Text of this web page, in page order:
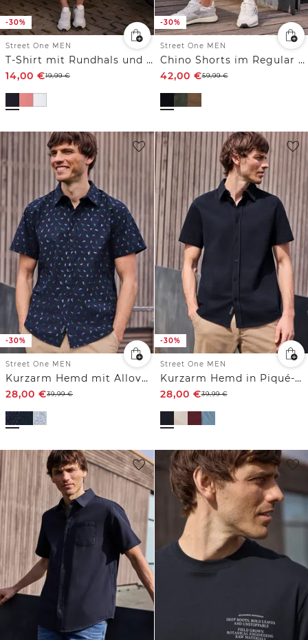
-30%
Street One MEN
T-Shirt mit Rundhals und Frontprint
14,00 €19,99€
-30%
Street One MEN
Chino Shorts im Regular Fit aus Cord
42,00 €59,99€
-30%
Street One MEN
Kurzarm Hemd mit Allover-Print
28,00 €39,99€
-30%
Street One MEN
Kurzarm Hemd in Piqué-Qualität
28,00 €39,99€